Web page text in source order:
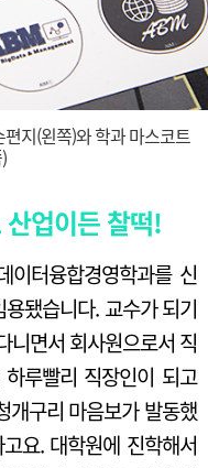
지(왼쪽)와 학과 마스코트
산업이든 찰떡!
이터융합경영학과를 신
됐습니다. 교수가 되기
니면서 회사원으로서 직
루빨리 직장인이 되고
개구리 마음보가 발동했
요. 대학원에 진학해서